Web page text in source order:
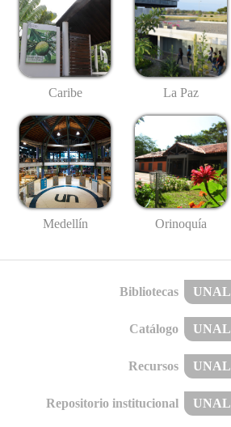
Caribe La Paz
Medellín Orinoquía
Bibliotecas UNAL
Catálogo UNAL
Recursos UNAL
Repositorio institucional UNAL